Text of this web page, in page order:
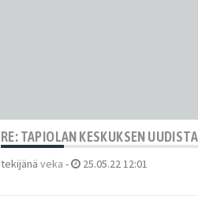
RE: TAPIOLAN KESKUKSEN
tekijänä veka - 25.05.22 12:01